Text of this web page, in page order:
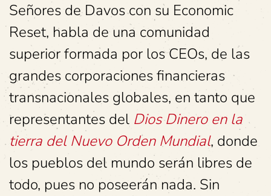
Señores de Davos con su Economic
Reset, habla de una comunidad
superior formada por los CEOs, de las
grandes corporaciones financieras
transnacionales globales, en tanto que
representantes del Dios Dinero en la
tierra del Nuevo Orden Mundial, donde
los pueblos del mundo serán libres de
todo, pues no poseerán nada. Sin